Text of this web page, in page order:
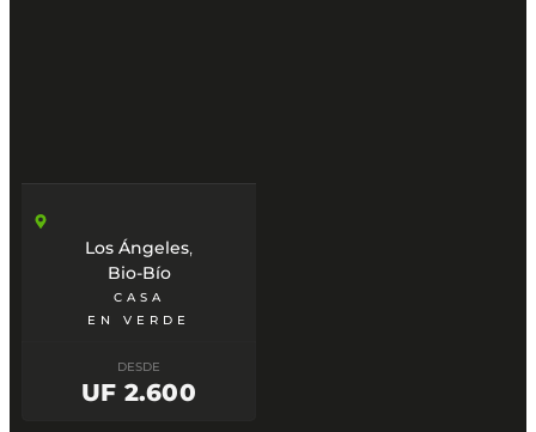
Los Ángeles,
Bio-Bío
CASA
EN VERDE
DESDE
UF 2.600